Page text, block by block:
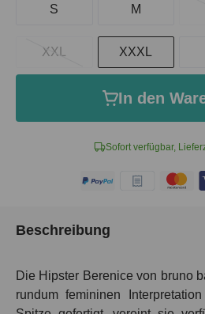
Sofort verfügbar,
S M
XXL XXXL
In den
Beschreibung
Die Hipster Berenice von bruno
rundum femininen